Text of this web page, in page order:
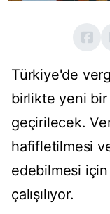
Türkiye'de
birlikte yeni
geçirilecek.
hafifletilmesi
edebilmesi
çalışılıyor.